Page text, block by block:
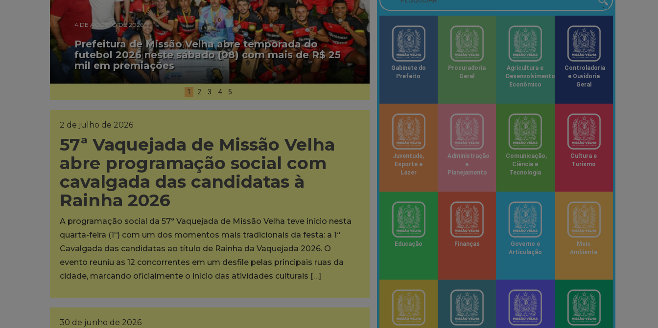
1 2 3 4 5
4 DE AGOSTO DE 2026
Prefeitura de Missão Velha abre temporada do
futebol 2026 neste sábado (08) com mais de R$ 25
mil em premiações
2 de julho de 2026
57ª Vaquejada de Missão Velha
abre programação social com
cavalgada das candidatas à
Rainha 2026
A programação social da 57ª Vaquejada de Missão Velha teve início nesta
quarta-feira (1º) com um dos momentos mais tradicionais da festa: a 1ª
Cavalgada das candidatas ao título de Rainha da Vaquejada 2026. O
evento reuniu as 12 concorrentes em um desfile pelas principais ruas da
cidade, marcando oficialmente o início das atividades culturais […]
30 de junho de 2026
Gabinete do
Prefeito
Procuradoria
Geral
Agricultura e
Desenvolvimento
Econômico
Controladoria
e Ouvidoria
Geral
Juventude,
Esporte e
Lazer
Administração
e
Planejamento
Comunicação,
Ciência e
Tecnologia
Cultura e
Turismo
Educação Finanças
Governo e
Articulação
Meio
Ambiente